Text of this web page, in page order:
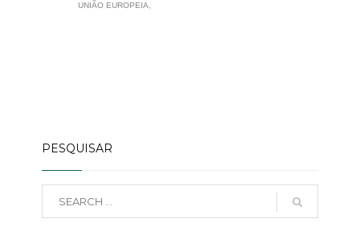
UNIÃO EUROPEIA
PESQUISAR